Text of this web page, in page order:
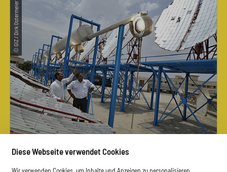
© GIZ / Dirk Ostermeier
30.07.2026
Diese Webseite verwendet Cookies
Wir verwenden Cookies, um Inhalte und Anzeigen zu personalisieren,